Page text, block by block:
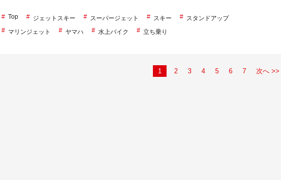
Top ジェットスキー スーパージェット スキー
スタンドアップ
マリンジェット
ヤマハ 水上バイク 立ち乗り
1 2 3 4 5 6 7 次へ >>